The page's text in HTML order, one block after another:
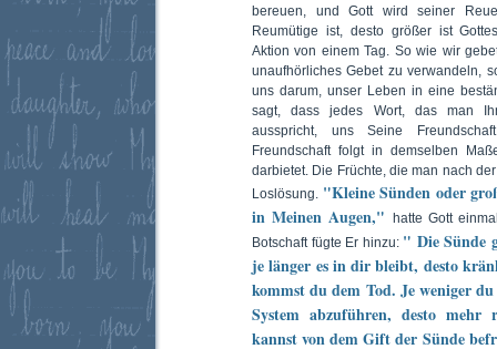
bereuen, und Gott wird seiner
Reumütige ist, desto größer ist
Aktion von einem Tag. So wie wir
unaufhörliches Gebet zu verwandeln,
uns darum, unser Leben in eine
sagt, dass jedes Wort, das man
ausspricht, uns Seine
Freundschaft folgt in demselben
darbietet. Die Früchte, die man nach
Loslösung.
"Kleine Sünden oder
in Meinen Augen," hatte Gott
Botschaft fügte Er hinzu: " Die Sünde
je länger es in dir bleibt, desto
kommst du dem Tod. Je weniger
System abzuführen, desto
kannst von dem Gift der Sünde